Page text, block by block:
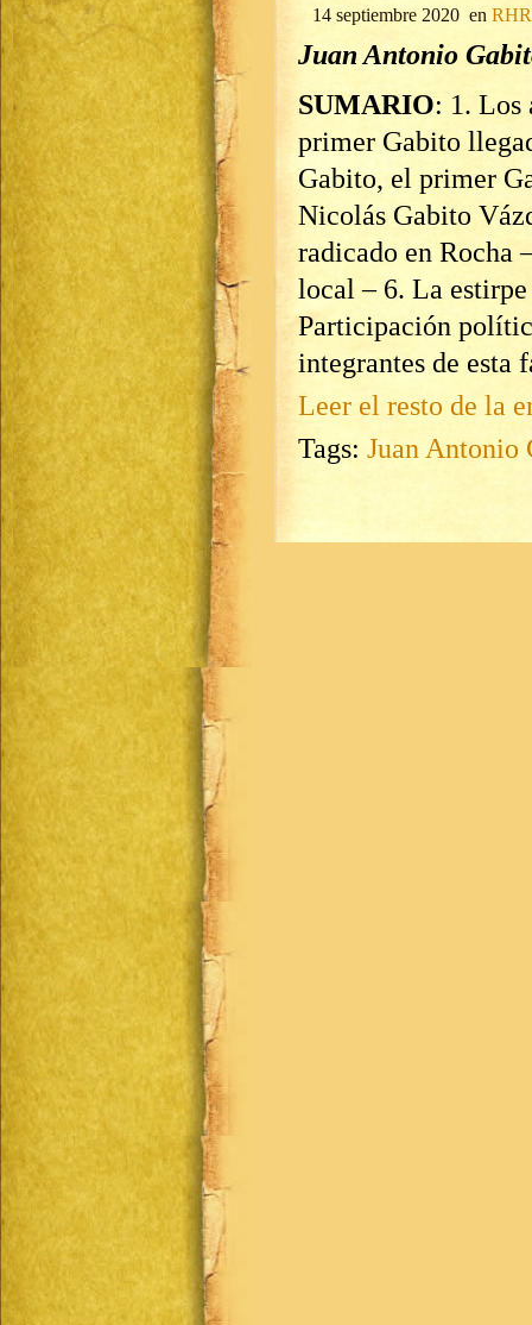
14 septiembre 2020 en
Juan Antonio
SUMARIO: 1. Los
primer Gabito
Gabito, el primer
Nicolás Gabito
radicado en Rocha
local – 6. La
Participación
integrantes de esta
Leer el resto de la
Tags: Juan Antonio